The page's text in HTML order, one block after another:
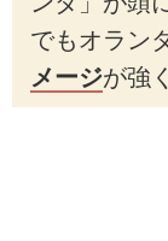
でもオラン
メージが強